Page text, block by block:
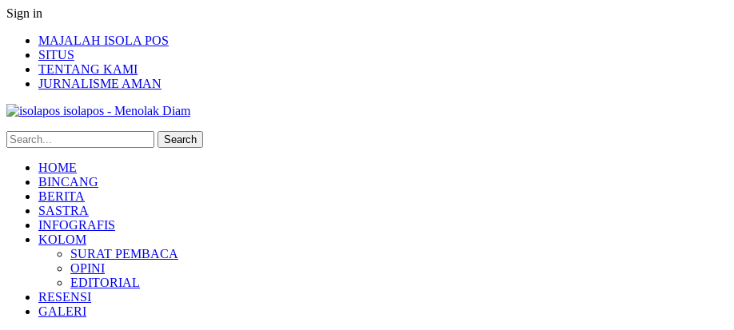
Sign in
MAJALAH ISOLA POS
SITUS
TENTANG KAMI
JURNALISME AMAN
isolapos - Menolak Diam
HOME
BINCANG
BERITA
SASTRA
INFOGRAFIS
KOLOM
SURAT PEMBACA
OPINI
EDITORIAL
RESENSI
GALERI